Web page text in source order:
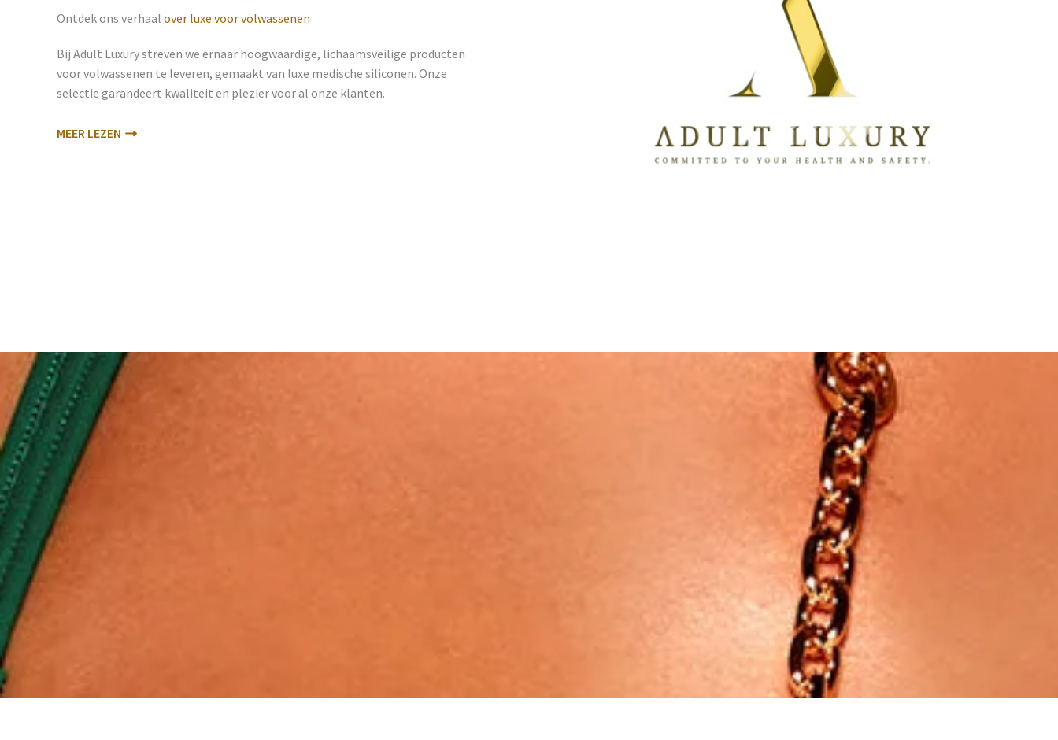
Ontdek ons ​​verhaal over luxe voor volwassenen
Bij Adult Luxury streven we ernaar hoogwaardige, lichaamsveilige producten
voor volwassenen te leveren, gemaakt van luxe medische siliconen. Onze
selectie garandeert kwaliteit en plezier voor al onze klanten.
MEER LEZEN